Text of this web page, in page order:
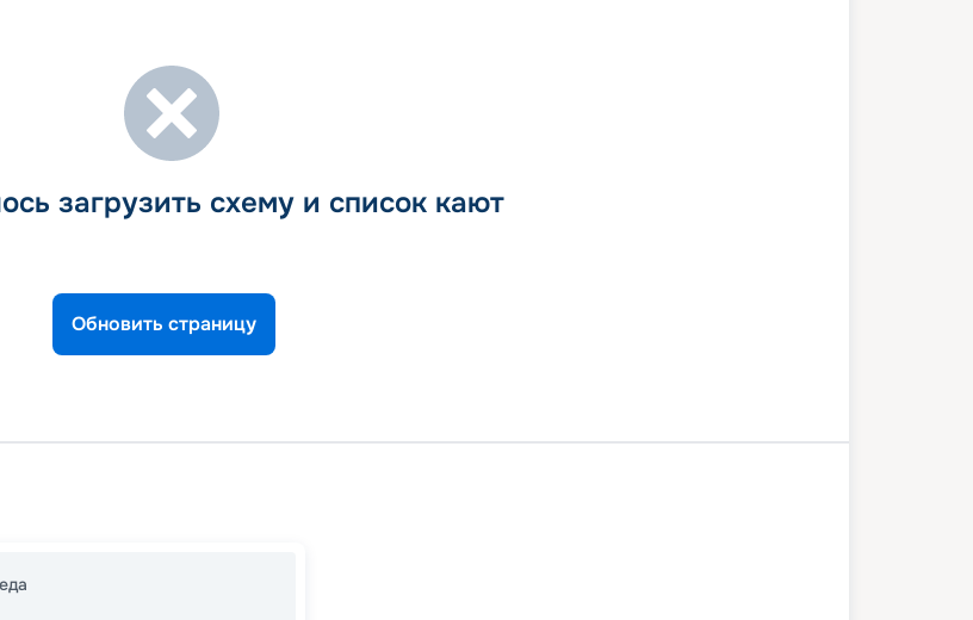
загрузить схему и список кают
Обновить страницу